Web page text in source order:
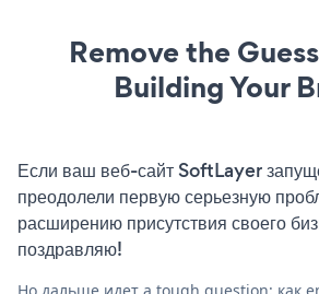
Remove the
Building Your
Если ваш веб-сайт SoftLayer
преодолели первую серьезную
расширению присутствия своего
поздравляю!
Но дальше идет a tough question: как